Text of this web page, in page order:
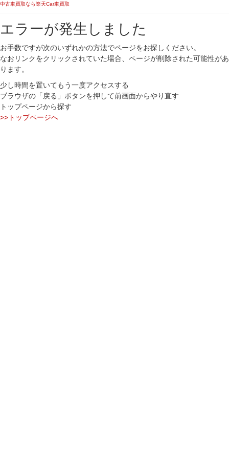
中古車買取なら楽天Car車買取
エラーが発生しました
お手数ですが次のいずれかの方法でページをお探しください。
なおリンクをクリックされていた場合、ページが削除された可能性があ
ります。
少し時間を置いてもう一度アクセスする
ブラウザの「戻る」ボタンを押して前画面からやり直す
トップページから探す
>>トップページへ